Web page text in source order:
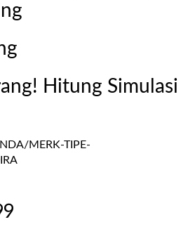
Hitung Simulasi
MERK-TIPE-